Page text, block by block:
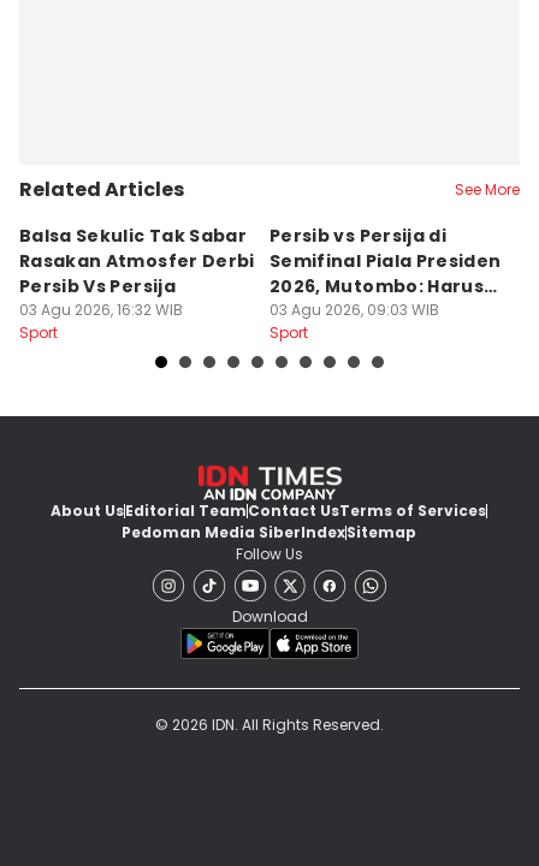
Related Articles See More
Balsa Sekulic Tak Sabar
Rasakan Atmosfer Derbi
Persib Vs Persija
03 Agu 2026, 16:32 WIB
Sport
Persib vs Persija di
Semifinal Piala Presiden
2026, Mutombo: Harus
Menang
03 Agu 2026, 09:03 WIB
Sport
About UsEditorial TeamContact UsTerms of Services
Pedoman Media SiberIndexSitemap
Follow Us
Download
© 2026 IDN. All Rights Reserved.